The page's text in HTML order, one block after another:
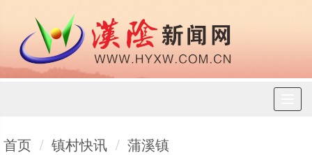
首页 镇村快讯 蒲溪镇